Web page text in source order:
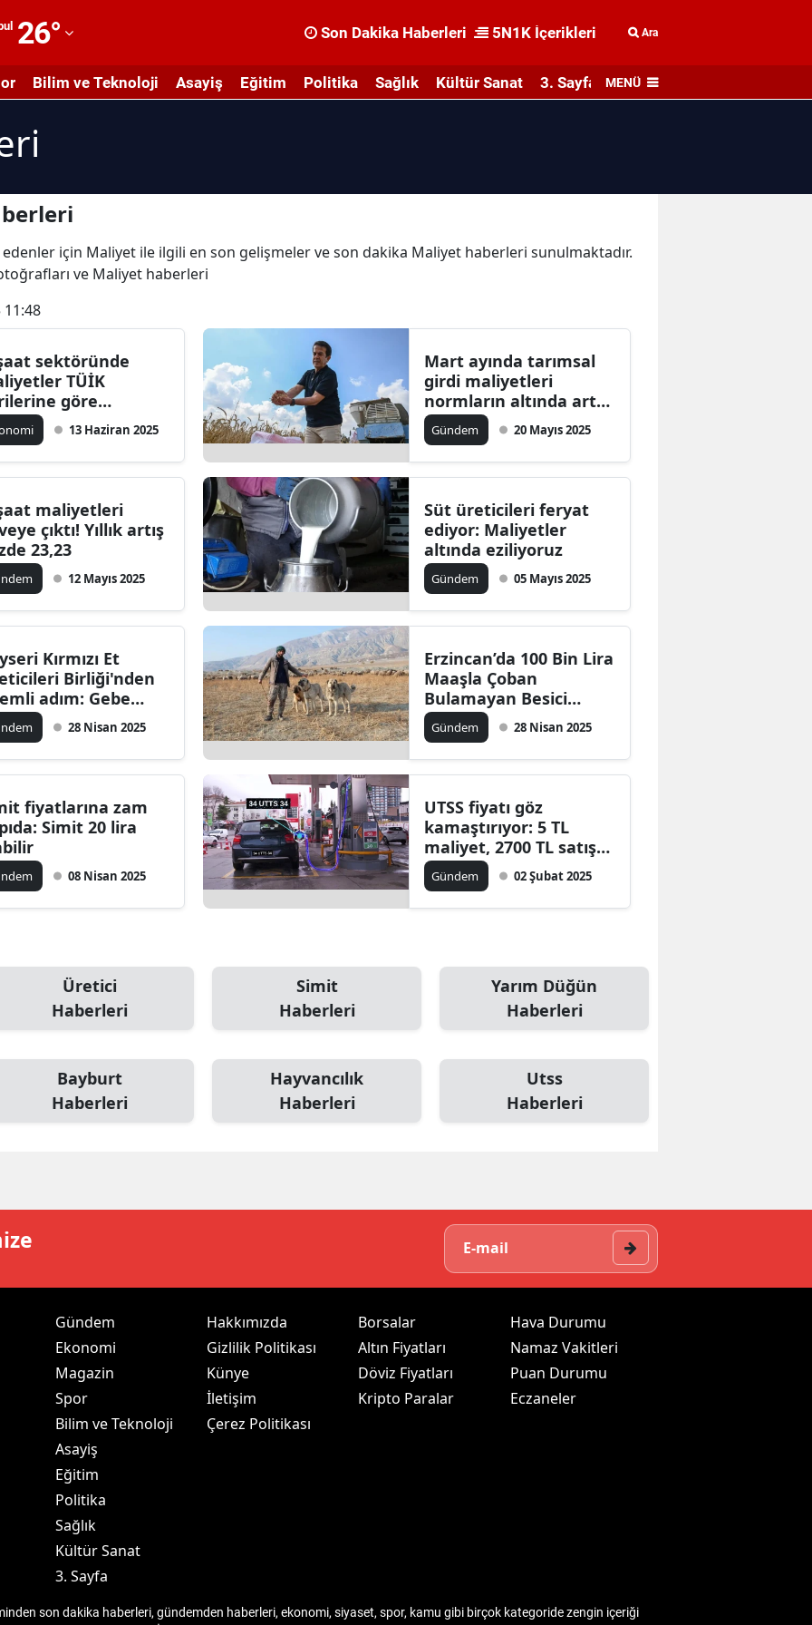
26° Son Dakika Haberleri 5N1K İçerikleri Ara
Bilim ve Teknoloji Asayiş Eğitim Politika Sağlık Kültür Sanat 3. Sayfa MENÜ
için Maliyet ile ilgili en son gelişmeler ve son dakika Maliyet haberleri sunulmaktadır.
ve Maliyet haberleri
11:48
sektöründe
TÜİK
göre
13 Haziran 2025
Mart ayında tarımsal
girdi maliyetleri
normların altında arttı:
Üreticiler avantaj
sağladı
Gündem 20 Mayıs 2025
maliyetleri
çıktı! Yıllık artış
23,23
12 Mayıs 2025
Süt üreticileri feryat
ediyor: Maliyetler
altında eziliyoruz
Gündem 05 Mayıs 2025
Kırmızı Et
Birliği'nden
adım: Gebe
ithalatı ile
canlanma
28 Nisan 2025
Erzincan’da 100 Bin Lira
Maaşla Çoban
Bulamayan Besici
Derdini Valiye Anlattı
Gündem 28 Nisan 2025
fiyatlarına zam
Simit 20 lira
08 Nisan 2025
UTSS fiyatı göz
kamaştırıyor: 5 TL
maliyet, 2700 TL satış
fiyatı
Gündem 02 Şubat 2025
Üretici
Haberleri
Simit
Haberleri
Yarım Düğün
Haberleri
Bayburt
Haberleri
Hayvancılık
Haberleri
Utss
Haberleri
Gündem
Ekonomi
Magazin
Spor
Bilim ve Teknoloji
Asayiş
Eğitim
Politika
Sağlık
Kültür Sanat
3. Sayfa
Hakkımızda
Gizlilik Politikası
Künye
İletişim
Çerez Politikası
Borsalar
Altın Fiyatları
Döviz Fiyatları
Kripto Paralar
Hava Durumu
Namaz Vakitleri
Puan Durumu
Eczaneler
son dakika haberleri, gündemden haberleri, ekonomi, siyaset, spor, kamu gibi birçok kategoride zengin içeriği